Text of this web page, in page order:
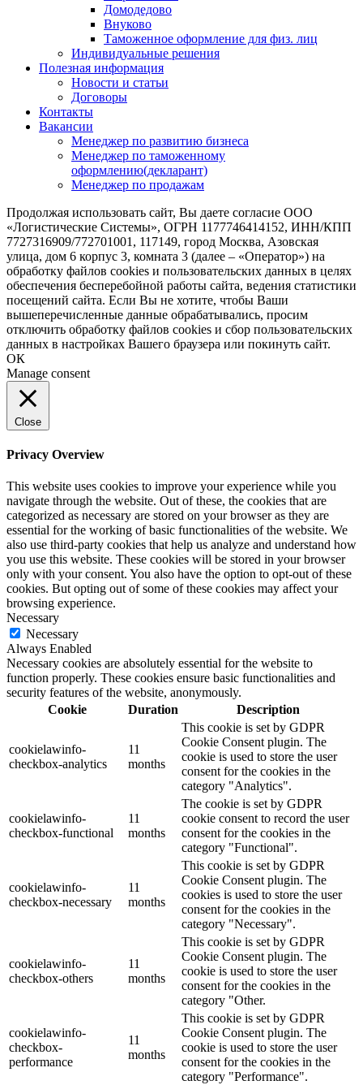
Домодедово
Внуково
Таможенное оформление для физ. лиц
Индивидуальные решения
Полезная информация
Новости и статьи
Договоры
Контакты
Вакансии
Менеджер по развитию бизнеса
Менеджер по таможенному
оформлению(декларант)
Менеджер по продажам
Продолжая использовать сайт, Вы даете согласие ООО
«Логистические Системы», ОГРН 1177746414152, ИНН/КПП
7727316909/772701001, 117149, город Москва, Азовская
улица, дом 6 корпус 3, комната 3 (далее – «Оператор») на
обработку файлов cookies и пользовательских данных в целях
обеспечения бесперебойной работы сайта, ведения статистики
посещений сайта. Если Вы не хотите, чтобы Ваши
вышеперечисленные данные обрабатывались, просим
отключить обработку файлов cookies и сбор пользовательских
данных в настройках Вашего браузера или покинуть сайт.
ОК
Manage consent
Close
Privacy Overview
This website uses cookies to improve your experience while you
navigate through the website. Out of these, the cookies that are
categorized as necessary are stored on your browser as they are
essential for the working of basic functionalities of the website. We
also use third-party cookies that help us analyze and understand how
you use this website. These cookies will be stored in your browser
only with your consent. You also have the option to opt-out of these
cookies. But opting out of some of these cookies may affect your
browsing experience.
Necessary
Necessary
Always Enabled
Necessary cookies are absolutely essential for the website to
function properly. These cookies ensure basic functionalities and
security features of the website, anonymously.
Cookie
Duration Description
cookielawinfo-
checkbox-analytics
11
months
This cookie is set by GDPR
Cookie Consent plugin. The
cookie is used to store the user
consent for the cookies in the
category "Analytics".
cookielawinfo-
checkbox-functional
11
months
The cookie is set by GDPR
cookie consent to record the user
consent for the cookies in the
category "Functional".
cookielawinfo-
checkbox-necessary
11
months
This cookie is set by GDPR
Cookie Consent plugin. The
cookies is used to store the user
consent for the cookies in the
category "Necessary".
cookielawinfo-
checkbox-others
11
months
This cookie is set by GDPR
Cookie Consent plugin. The
cookie is used to store the user
consent for the cookies in the
category "Other.
cookielawinfo-
checkbox-
performance
11
months
This cookie is set by GDPR
Cookie Consent plugin. The
cookie is used to store the user
consent for the cookies in the
category "Performance".